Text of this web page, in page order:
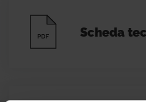
HPCY016: COP 4,41 - EER
Le capacità di
Scheda